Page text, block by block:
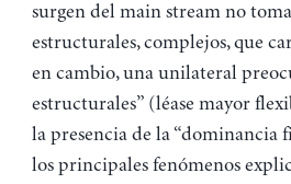
surgen del main stream no
estructurales, complejos, que
en cambio, una unilateral
estructurales” (léase mayor
la presencia de la “dominancia
los principales fenómenos